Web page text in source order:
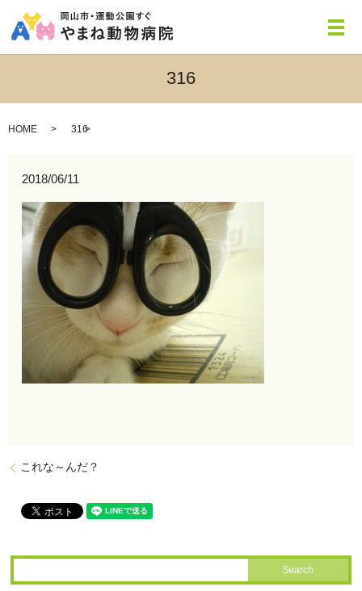
メ
316
HOME 316
2018/06/11
これな～んだ？